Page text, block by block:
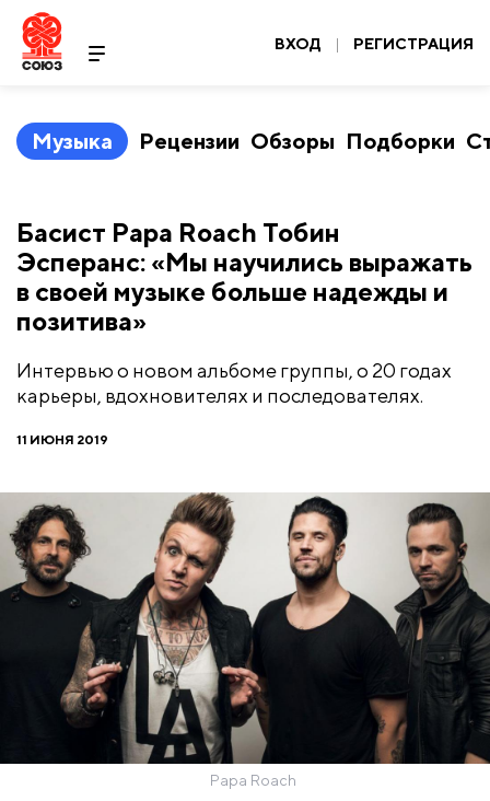
ВХОД | РЕГИСТРАЦИЯ
Музыка Рецензии Обзоры Подборки
​Басист Papa Roach Тобин
Эсперанс: «Мы научились выражать
в своей музыке больше надежды и
позитива»
Интервью о новом альбоме группы, о 20 годах
карьеры, вдохновителях и последователях.
11 ИЮНЯ 2019
Papa Roach